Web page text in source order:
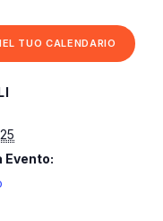
TUO CALENDARIO
Evento: